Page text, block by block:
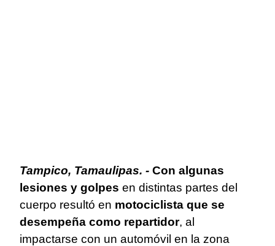
Tampico, Tamaulipas. - Con algunas
lesiones y golpes en distintas partes del
cuerpo resultó en motociclista que se
desempeña como repartidor, al
impactarse con un automóvil en la zona